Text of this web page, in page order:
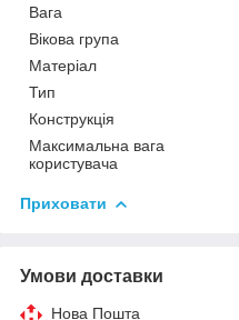
Вага
Вікова група
Матеріал
Тип
Конструкція
Максимальна вага
користувача
Приховати
Умови доставки
Нова Пошта